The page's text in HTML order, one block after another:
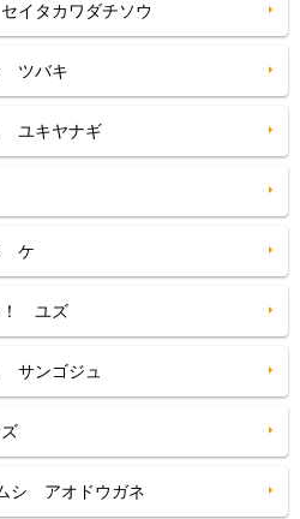
イタカワダチソウ
ツバキ
ユキヤナギ
ケ
！ ユズ
サンゴジュ
シ アオドウガネ